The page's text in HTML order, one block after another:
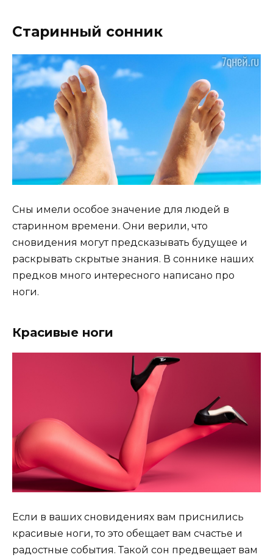
Старинный сонник
Сны имели особое значение для людей в
старинном времени. Они верили, что
сновидения могут предсказывать будущее и
раскрывать скрытые знания. В соннике наших
предков много интересного написано про
ноги.
Красивые ноги
Если в ваших сновидениях вам приснились
красивые ноги, то это обещает вам счастье и
радостные события. Такой сон предвещает вам